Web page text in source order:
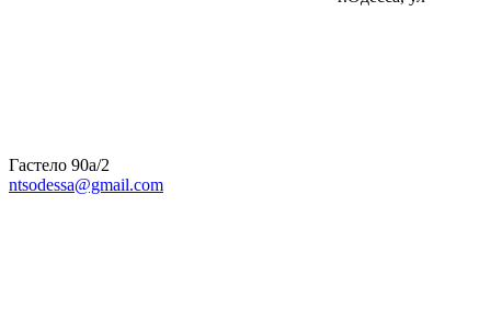
Гастело 90а/2
ntsodessa@gmail.com